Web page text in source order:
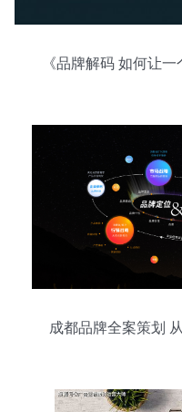
《品牌解码 如何让
成都品牌全案策划